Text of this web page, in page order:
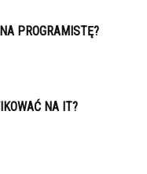
PROGRAMISTĘ?
NA IT?